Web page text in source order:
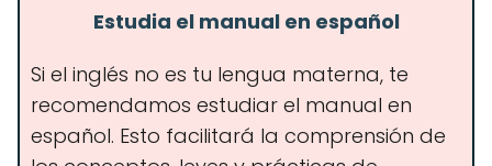
Estudia el manual en español
Si el inglés no es tu lengua materna, te
recomendamos estudiar el manual en
español. Esto facilitará la comprensión de